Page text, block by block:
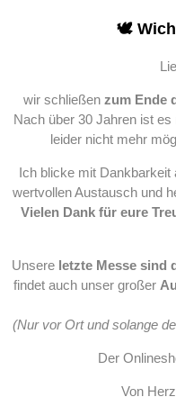
🕊️
wir schließen zum Ende
Nach über 30 Jahren ist es
leider nicht mehr
Ich blicke mit Dankbarkeit
wertvollen Austausch und
Vielen Dank für eure
Unsere letzte Messe sind
findet auch unser großer
(Nur vor Ort und solange
Der
Von